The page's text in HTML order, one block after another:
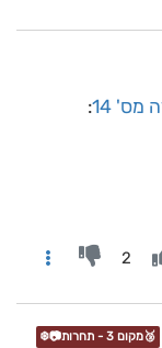
מס' 14 :
2
🥉מקום 3 - תחרות📷❄️